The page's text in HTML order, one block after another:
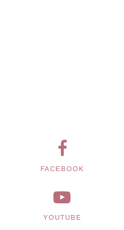
FACEBOOK
YOUTUBE